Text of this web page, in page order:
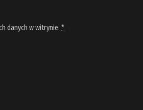
danych w witrynie. *